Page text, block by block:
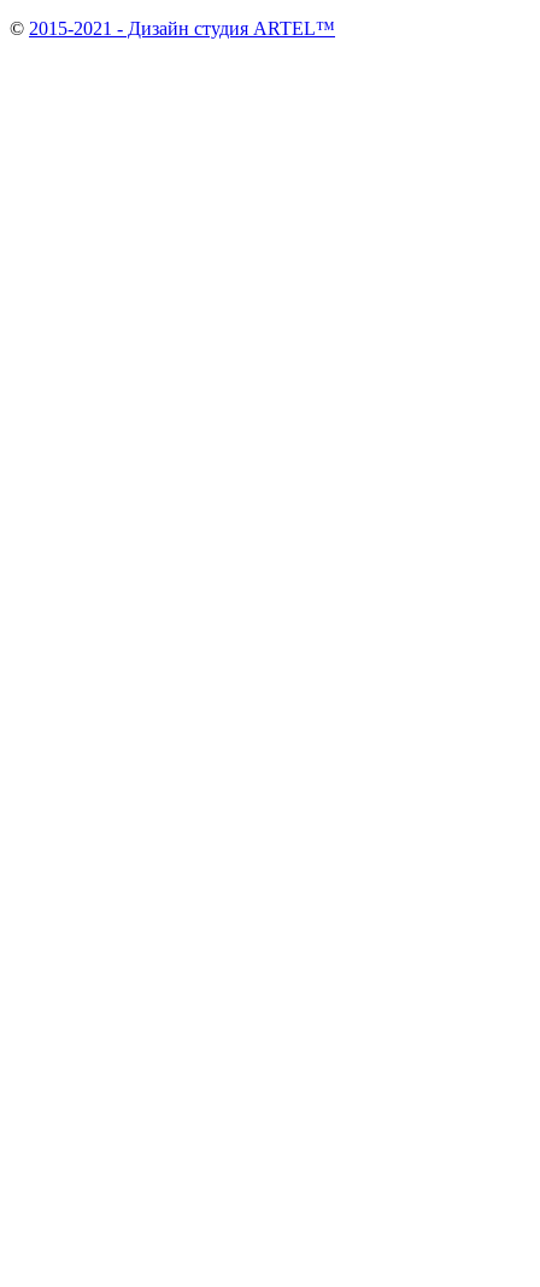
© 2015-2021 - Дизайн студия ARTEL™